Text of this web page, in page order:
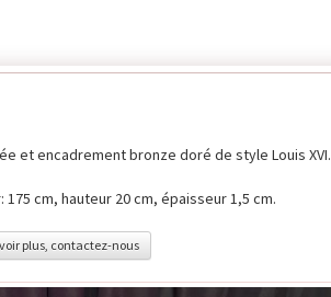
et encadrement bronze doré de style Louis XVI.
cm, hauteur 20 cm, épaisseur 1,5 cm.
plus, contactez-nous